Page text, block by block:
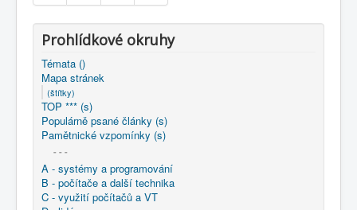
Prohlídkové okruhy
Témata ()
Mapa stránek
(štítky)
TOP *** (s)
Populárně psané články (s)
Pamětnické vzpomínky (s)
- - -
A - systémy a programování
B - počítače a další technika
C - využití počítačů a VT